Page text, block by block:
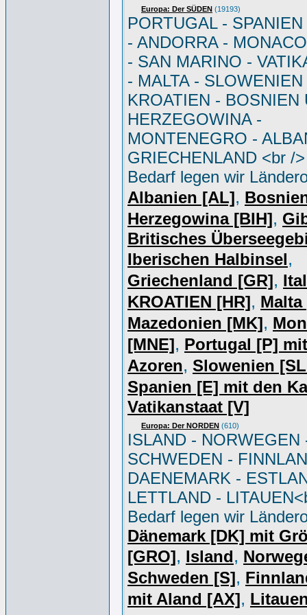
Europa: Der SÜDEN (19193)
PORTUGAL -
- ANDORRA -
- SAN MARINO -
- MALTA - SLOWENIEN
KROATIEN - BOSNIEN
HERZEGOWINA -
MONTENEGRO -
GRIECHENLAND <br /
Bedarf legen wir
Albanien [AL],
Herzegowina [BIH],
Britisches
Iberischen Halbinsel,
Griechenland [GR],
KROATIEN [HR], Malta
Mazedonien [MK],
[MNE], Portugal [P]
Azoren, Slowenien
Spanien [E] mit den
Vatikanstaat [V]
Europa: Der NORDEN (610)
ISLAND - NORWEGEN
SCHWEDEN -
DAENEMARK -
LETTLAND -
Bedarf legen wir
Dänemark [DK] mit
[GRO], Island,
Schweden [S],
mit Aland [AX],